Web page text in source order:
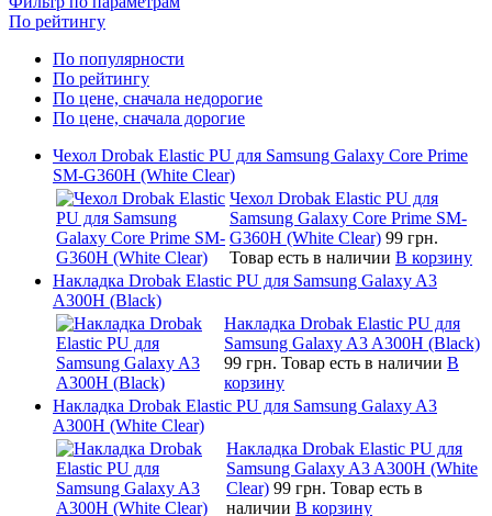
По рейтингу
По популярности
По рейтингу
По цене, сначала недорогие
По цене, сначала дорогие
Чехол Drobak Elastic PU для Samsung Galaxy Core Prime
SM-G360H (White Clear)
Чехол Drobak Elastic PU для
Samsung Galaxy Core Prime SM-
G360H (White Clear) 99 грн.
Товар есть в наличии В корзину
Накладка Drobak Elastic PU для Samsung Galaxy A3
A300H (Black)
Накладка Drobak Elastic PU для
Samsung Galaxy A3 A300H (Black)
99 грн. Товар есть в наличии В
корзину
Накладка Drobak Elastic PU для Samsung Galaxy A3
A300H (White Clear)
Накладка Drobak Elastic PU для
Samsung Galaxy A3 A300H (White
Clear) 99 грн. Товар есть в
наличии В корзину